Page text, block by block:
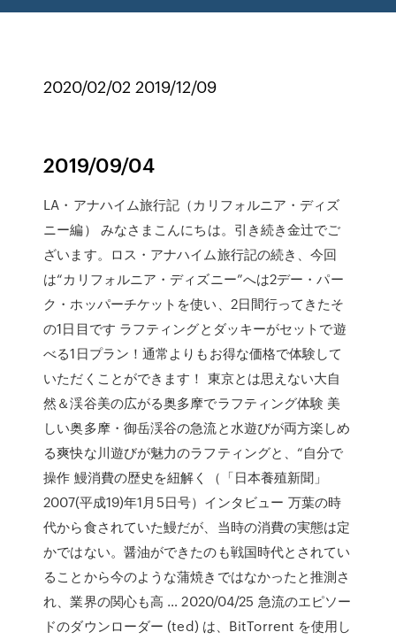
2020/02/02 2019/12/09
2019/09/04
LA・アナハイム旅行記（カリフォルニア・ディズ
ニー編） みなさまこんにちは。引き続き金辻でご
ざいます。ロス・アナハイム旅行記の続き、今回
は“カリフォルニア・ディズニー”へは2デー・パー
ク・ホッパーチケットを使い、2日間行ってきたそ
の1日目です ラフティングとダッキーがセットで遊
べる1日プラン！通常よりもお得な価格で体験して
いただくことができます！ 東京とは思えない大自
然＆渓谷美の広がる奥多摩でラフティング体験 美
しい奥多摩・御岳渓谷の急流と水遊びが両方楽しめ
る爽快な川遊びが魅力のラフティングと、“自分で
操作 鰻消費の歴史を紐解く（「日本養殖新聞」
2007(平成19)年1月5日号）インタビュー 万葉の時
代から食されていた鰻だが、当時の消費の実態は定
かではない。醤油ができたのも戦国時代とされてい
ることから今のような蒲焼きではなかったと推測さ
れ、業界の関心も高 … 2020/04/25 急流のエピソー
ドのダウンローダー (ted) は、BitTorrent を使用し